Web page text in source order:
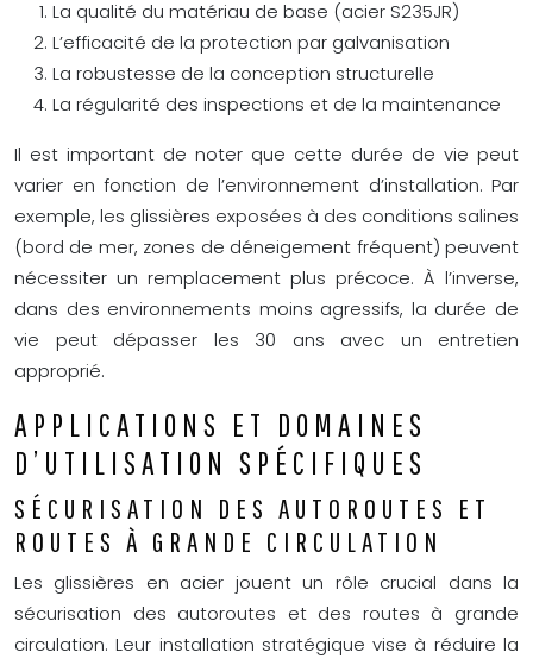
La qualité du matériau de base (acier S235JR)
L’efficacité de la protection par galvanisation
La robustesse de la conception structurelle
La régularité des inspections et de la maintenance
Il est important de noter que cette durée de vie peut
varier en fonction de l’environnement d’installation. Par
exemple, les glissières exposées à des conditions salines
(bord de mer, zones de déneigement fréquent) peuvent
nécessiter un remplacement plus précoce. À l’inverse,
dans des environnements moins agressifs, la durée de
vie peut dépasser les 30 ans avec un entretien
approprié.
APPLICATIONS ET DOMAINES
D’UTILISATION SPÉCIFIQUES
SÉCURISATION DES AUTOROUTES ET
ROUTES À GRANDE CIRCULATION
Les glissières en acier jouent un rôle crucial dans la
sécurisation des autoroutes et des routes à grande
circulation. Leur installation stratégique vise à réduire la